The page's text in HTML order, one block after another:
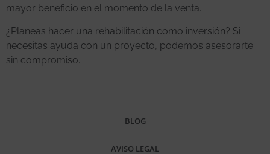
mayor beneficio en el momento de la venta.
¿Planeas hacer una rehabilitación como inversión? Si
necesitas ayuda con un proyecto, podemos asesorarte
sin compromiso.
BLOG
AVISO LEGAL